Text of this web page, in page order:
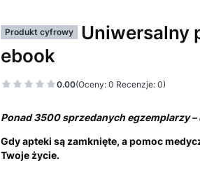
Produkt cyfrowy
Uniwersalny
ebook
0.00(Oceny: 0 Recenzje: 0)
Ponad 3500 sprzedanych egzemplarzy
Gdy apteki są zamknięte, a pomoc
Twoje życie.